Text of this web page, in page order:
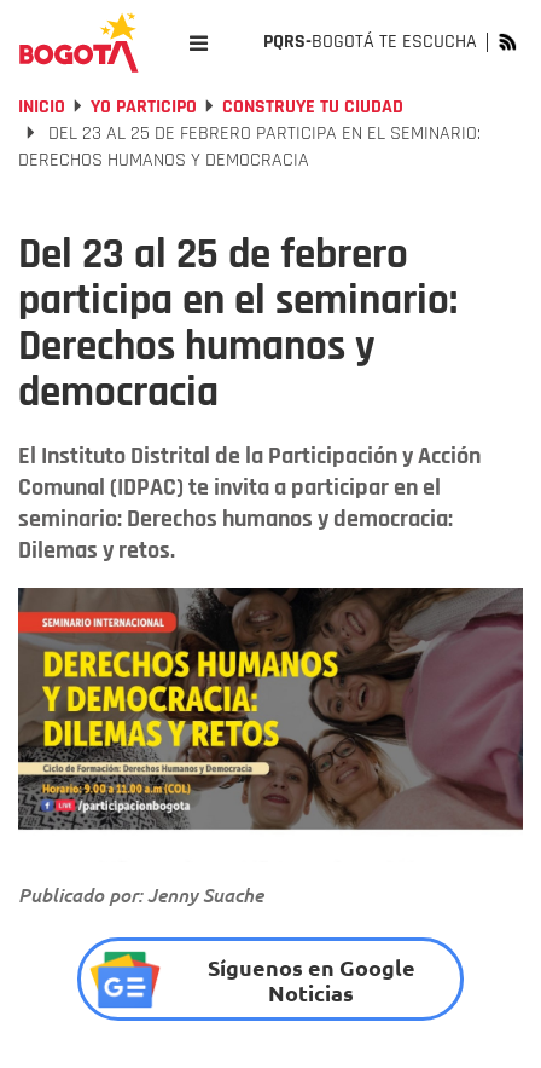
PQRS-BOGOTÁ TE ESCUCHA
INICIO YO PARTICIPO
CONSTRUYE TU CIUDAD
DEL 23 AL 25 DE FEBRERO PARTICIPA EN EL SEMINARIO:
DERECHOS HUMANOS Y DEMOCRACIA
Del 23 al 25 de febrero
participa en el seminario:
Derechos humanos y
democracia
El Instituto Distrital de la Participación y Acción
Comunal (IDPAC) te invita a participar en el
seminario: Derechos humanos y democracia:
Dilemas y retos.
Publicado por: Jenny Suache
Síguenos en Google
Noticias